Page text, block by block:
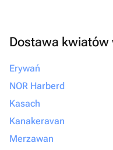
Dostawa kwiatów
Erywań
NOR Harberd
Kasach
Kanakeravan
Merzawan